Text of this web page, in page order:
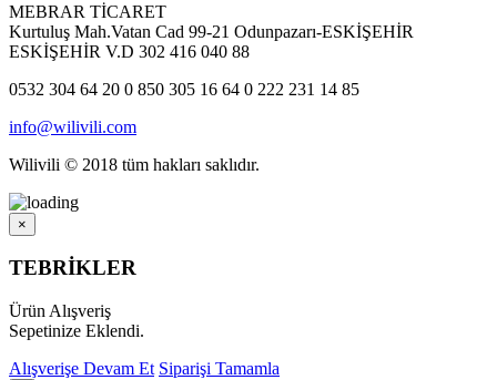
MEBRAR TİCARET
Kurtuluş Mah.Vatan Cad 99-21 Odunpazarı-ESKİŞEHİR
ESKİŞEHİR V.D 302 416 040 88
0532 304 64 20 0 850 305 16 64 0 222 231 14 85
info@wilivili.com
Wilivili © 2018 tüm hakları saklıdır.
×
TEBRİKLER
Ürün Alışveriş
Sepetinize Eklendi.
Alışverişe Devam Et Siparişi Tamamla